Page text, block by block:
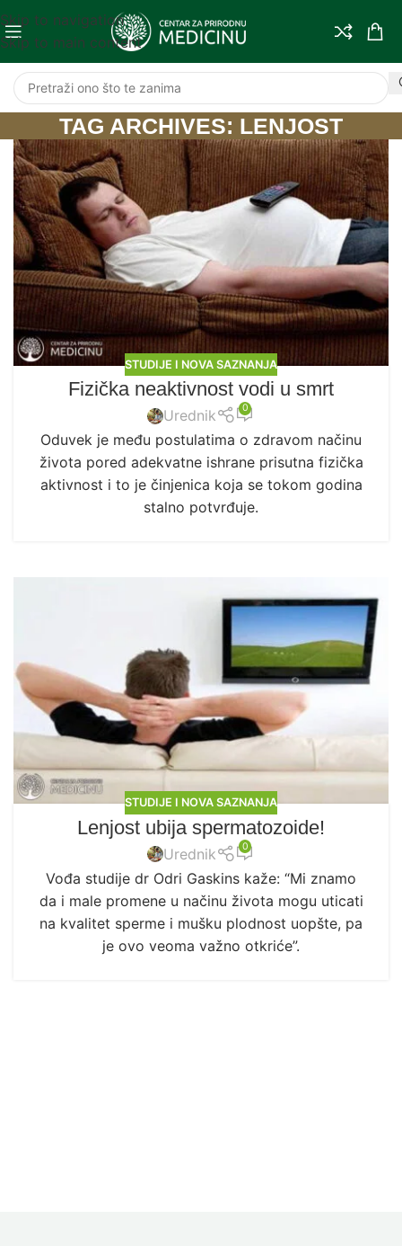
Skip to navigation
Skip to main content
TAG ARCHIVES: LENJOST
STUDIJE I NOVA SAZNANJA
Fizička neaktivnost vodi u smrt
Urednik 0
Oduvek je među postulatima o zdravom načinu
života pored adekvatne ishrane prisutna fizička
aktivnost i to je činjenica koja se tokom godina
stalno potvrđuje.
STUDIJE I NOVA SAZNANJA
Lenjost ubija spermatozoide!
Urednik 0
Vođa studije dr Odri Gaskins kaže: “Mi znamo
da i male promene u načinu života mogu uticati
na kvalitet sperme i mušku plodnost uopšte, pa
je ovo veoma važno otkriće”.